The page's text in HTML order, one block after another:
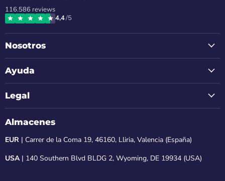
InstagramFacebookLinkedIn
116.586 reviews
4,4/5
Nosotros
Ayuda
Legal
Almacenes
EUR | Carrer de la Coma 19, 46160, Lliria, Valencia (España)
USA| 140 Southern Blvd BLDG 2, Wyoming, DE 19934 (USA)